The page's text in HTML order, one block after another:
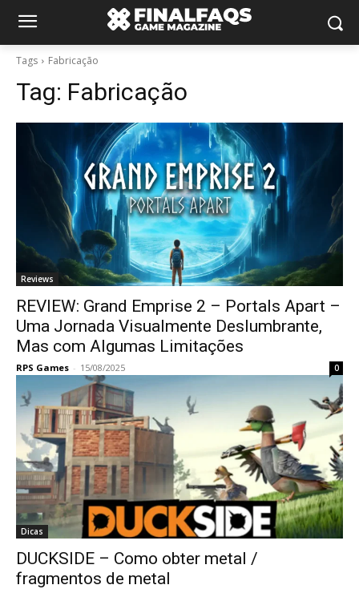
Tags Fabricação
Tag: Fabricação
Reviews
REVIEW: Grand Emprise 2 – Portals Apart –
Uma Jornada Visualmente Deslumbrante,
Mas com Algumas Limitações
RPS Games - 15/08/2025 0
Dicas
DUCKSIDE – Como obter metal /
fragmentos de metal